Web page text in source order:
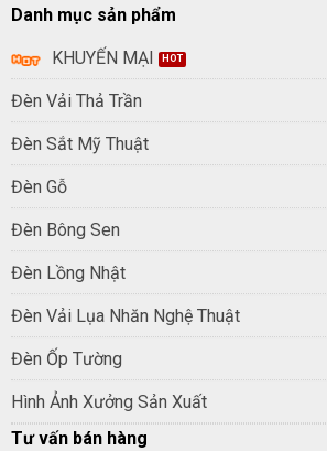
Danh mục sản phẩm
KHUYẾN MẠI
Đèn Vải Thả Trần
Đèn Sắt Mỹ Thuật
Đèn Gỗ
Đèn Bông Sen
Đèn Lồng Nhật
Đèn Vải Lụa Nhăn Nghệ Thuật
Đèn Ốp Tường
Hình Ảnh Xưởng Sản Xuất
Tư vấn bán hàng